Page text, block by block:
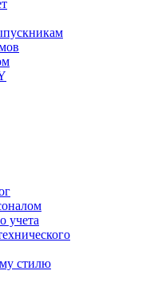
учета
стилю